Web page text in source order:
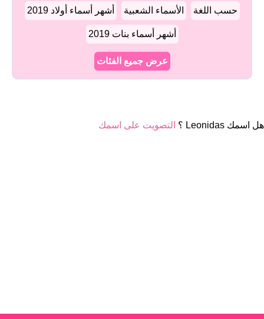
حسب اللغة الأسماء الشعبية أشهر أسماء أولاد 2019
أشهر أسماء بنات 2019
عرض جميع الفئات
هل اسمك Leonidas ؟ التصويت على اسمك